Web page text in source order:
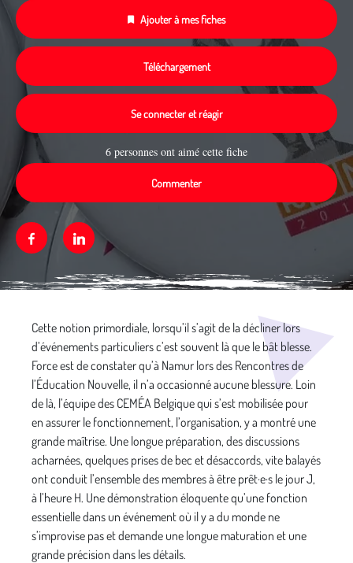
Ajouter à mes fiches
Téléchargement
Se connecter et réagir
6 personnes ont aimé cette fiche
Commenter
FacebookLinkedin
Cette notion primordiale, lorsqu’il s’agit de la décliner lors
d’événements particuliers c’est souvent là que le bât blesse.
Force est de constater qu’à Namur lors des Rencontres de
l’Éducation Nouvelle, il n’a occasionné aucune blessure. Loin
de là, l’équipe des CEMÉA Belgique qui s’est mobilisée pour
en assurer le fonctionnement, l’organisation, y a montré une
grande maîtrise. Une longue préparation, des discussions
acharnées, quelques prises de bec et désaccords, vite balayés
ont conduit l’ensemble des membres à être prêt·e·s le jour J,
à l’heure H. Une démonstration éloquente qu’une fonction
essentielle dans un événement où il y a du monde ne
s’improvise pas et demande une longue maturation et une
grande précision dans les détails.